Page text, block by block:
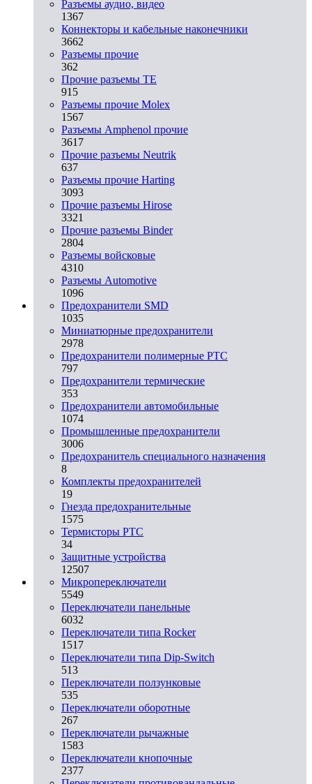
Разъeмы аудио, видео
1367
Коннекторы и кабельные наконечники
3662
Разъeмы прочие
362
Прочие разъемы TE
915
Разъемы прочие Molex
1567
Разъемы Amphenol прочие
3617
Прочие разъемы Neutrik
637
Разъемы прочие Harting
3093
Прочие разъемы Hirose
3321
Прочие разъемы Binder
2804
Разъемы войсковые
4310
Разъeмы Automotive
1096
Предохранители SMD
1035
Миниатюрные предохранители
2978
Предохранители полимерные PTC
797
Предохранители термические
353
Предохранители автомобильные
1074
Промышленные предохранители
3006
Предохранитель специального назначения
8
Комплекты предохранителей
19
Гнезда предохранительные
1575
Термисторы PTC
34
Защитные устройства
12507
Микропереключатели
5549
Переключатели панельные
6032
Переключатели типа Rocker
1517
Переключатели типа Dip-Switch
513
Переключатели ползунковые
535
Переключатели оборотные
267
Переключатели рычажные
1583
Переключатели кнопочные
2377